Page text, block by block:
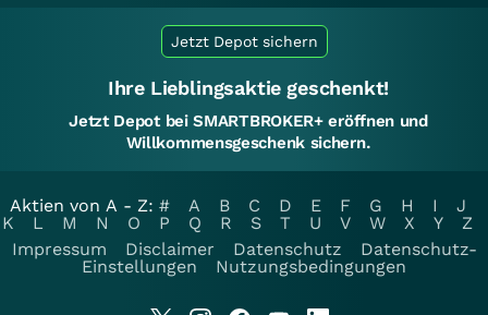
Jetzt Depot sichern
Ihre Lieblingsaktie geschenkt!
Jetzt Depot bei SMARTBROKER+ eröffnen und
Willkommensgeschenk sichern.
Aktien von A - Z: # A B C D E F G H I
J
K
L M N O P Q R S T U V W X Y
Z
Impressum
Disclaimer Datenschutz
Datenschutz-
Einstellungen
Nutzungsbedingungen